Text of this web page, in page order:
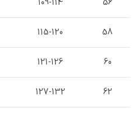
56
109-114
58
115-120
60
121-126
62
127-132